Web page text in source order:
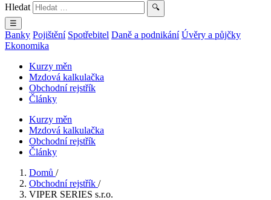
Hledat
🔍
☰
Banky Pojištění Spotřebitel Daně a podnikání Úvěry a půjčky
Ekonomika
Kurzy měn
Mzdová kalkulačka
Obchodní rejstřík
Články
Kurzy měn
Mzdová kalkulačka
Obchodní rejstřík
Články
Domů /
Obchodní rejstřík /
VIPER SERIES s.r.o.